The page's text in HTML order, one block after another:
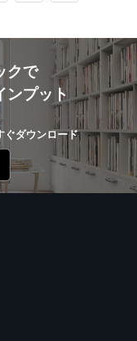
クで
ンプット
ぐダウンロード